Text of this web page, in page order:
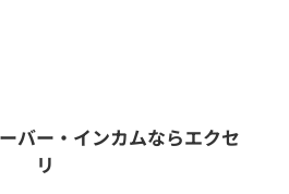
入力(製品名等)
バー・インカムならエクセ
リ